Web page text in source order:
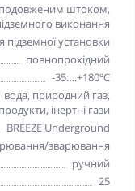
штоком,
виконання
підземної установки
повнопрохідний
-35….+180ºС
вода, природний газ,
інертні гази
BREEZE Underground
зварювання
ручний
25